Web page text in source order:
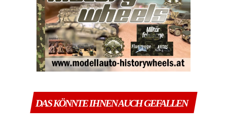
DAS KÖNNTE IHNEN AUCH GEFALLEN